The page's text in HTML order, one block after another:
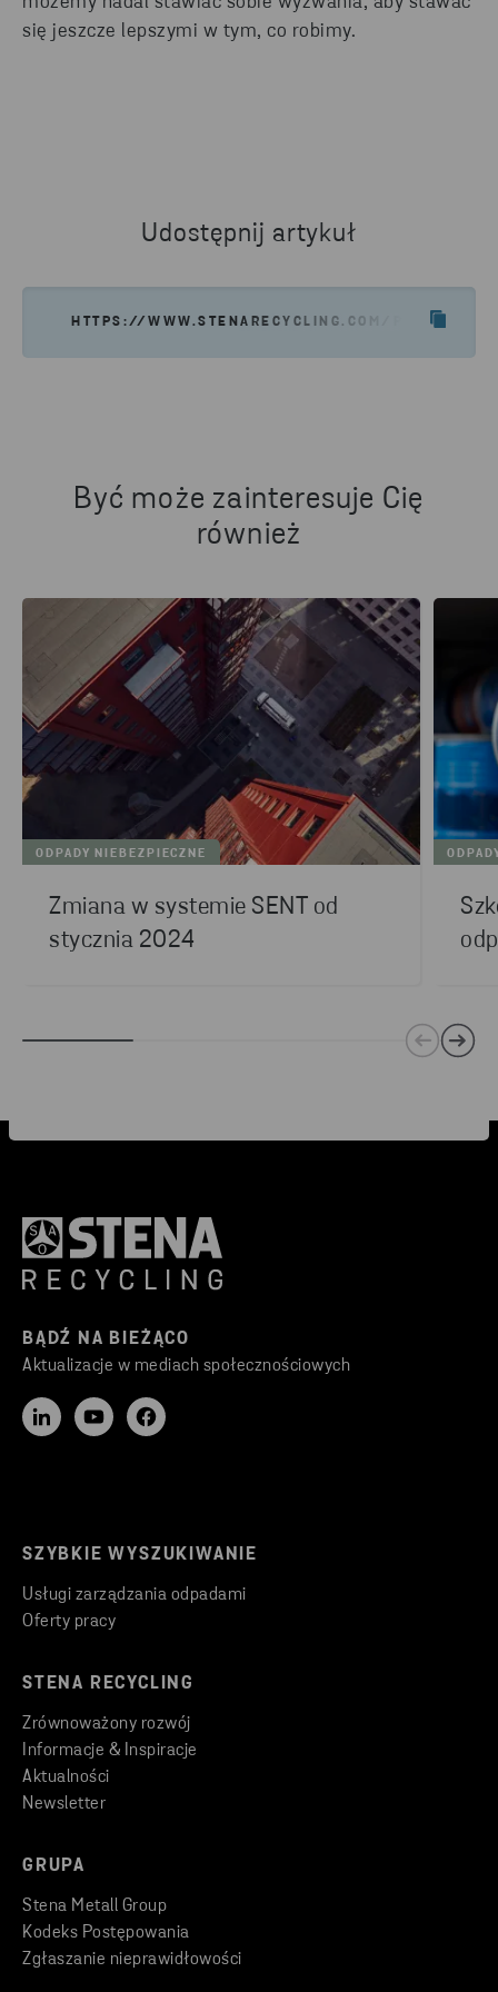
się jeszcze lepszymi w tym, co robimy.
Udostępnij artykuł
HTTPS://WWW.STENARECYCLING.COM/PL/
Być może zainteresuje Cię
również
ODPADY NIEBEZPIECZNE
Zmiana w systemie SENT od
stycznia 2024
BĄDŹ NA BIEŻĄCO
Aktualizacje w mediach społecznościowych
SZYBKIE WYSZUKIWANIE
Usługi zarządzania odpadami
Oferty pracy
STENA RECYCLING
Zrównoważony rozwój
Informacje & Inspiracje
Aktualności
Newsletter
GRUPA
Stena Metall Group
Kodeks Postępowania
Zgłaszanie nieprawidłowości